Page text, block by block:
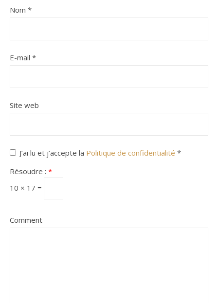
Nom *
E-mail *
Site web
J’ai lu et j’accepte la Politique de confidentialité *
Résoudre : *
10 × 17 =
Comment